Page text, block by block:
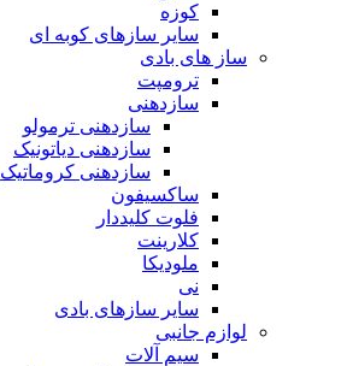
کوزه
سایر سازهای کوبه ای
ساز های بادی
ترومپت
سازدهنی
سازدهنی ترمولو
سازدهنی دیاتونیک
سازدهنی کروماتیک
ساکسیفون
فلوت کلیددار
کلارینت
ملودیکا
نی
سایر سازهای بادی
لوازم جانبی
سیم آلات